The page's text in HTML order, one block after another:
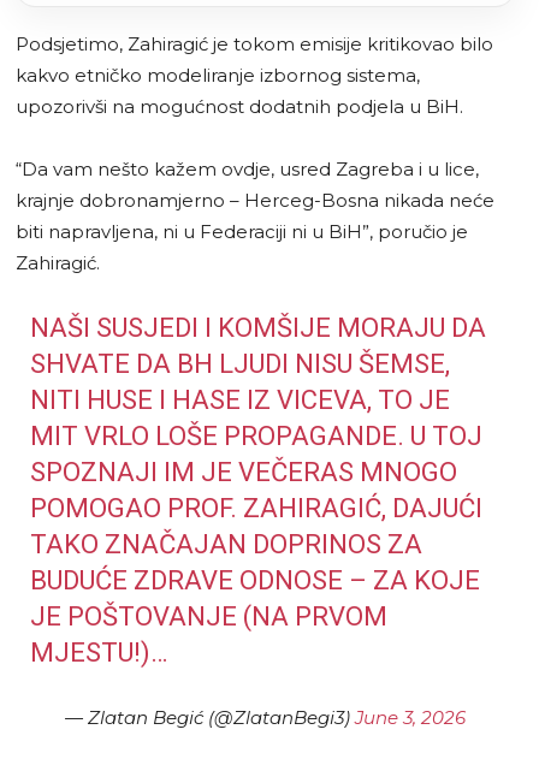
Podsjetimo, Zahiragić je tokom emisije kritikovao bilo
kakvo etničko modeliranje izbornog sistema,
upozorivši na mogućnost dodatnih podjela u BiH.
“Da vam nešto kažem ovdje, usred Zagreba i u lice,
krajnje dobronamjerno – Herceg-Bosna nikada neće
biti napravljena, ni u Federaciji ni u BiH”, poručio je
Zahiragić.
NAŠI SUSJEDI I KOMŠIJE MORAJU DA
SHVATE DA BH LJUDI NISU ŠEMSE,
NITI HUSE I HASE IZ VICEVA, TO JE
MIT VRLO LOŠE PROPAGANDE. U TOJ
SPOZNAJI IM JE VEČERAS MNOGO
POMOGAO PROF. ZAHIRAGIĆ, DAJUĆI
TAKO ZNAČAJAN DOPRINOS ZA
BUDUĆE ZDRAVE ODNOSE – ZA KOJE
JE POŠTOVANJE (NA PRVOM
MJESTU!)…
— Zlatan Begić (@ZlatanBegi3)June 3, 2026